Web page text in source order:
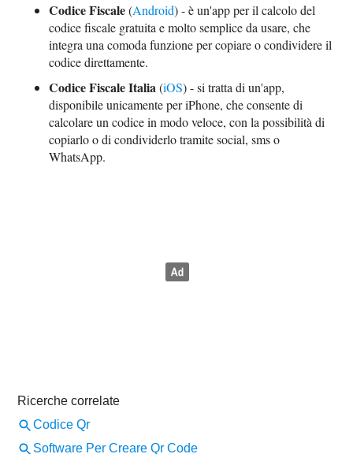
Codice Fiscale(Android) - è un'app per il calcolo del
codice fiscale gratuita e molto semplice da usare, che
integra una comoda funzione per copiare o condividere il
codice direttamente.
Codice Fiscale Italia(iOS) - si tratta di un'app,
disponibile unicamente per iPhone, che consente di
calcolare un codice in modo veloce, con la possibilità di
copiarlo o di condividerlo tramite social, sms o
WhatsApp.